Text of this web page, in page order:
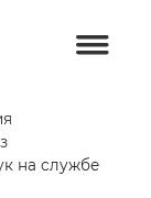
на службе